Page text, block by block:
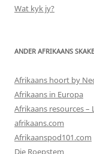
Wat kyk jy?
ANDER AFRIKAANS
Afrikaans hoort by
Afrikaans in Europa
Afrikaans resources –
afrikaans.com
Afrikaanspod101.com
Die Roepstem